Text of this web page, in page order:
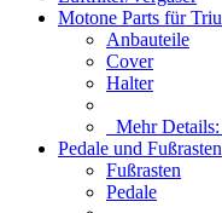
Motone Parts für
Anbauteile
Cover
Halter
Mehr Details:
Pedale und Fußrasten
Fußrasten
Pedale